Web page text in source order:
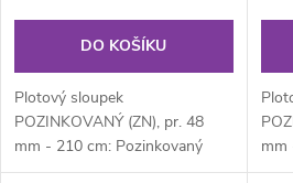
DO KOŠÍKU
Plotový sloupek
POZINKOVANÝ (ZN), pr. 48
mm - 210 cm: Pozinkovaný
kulatý plotový sloupek průměru
mm